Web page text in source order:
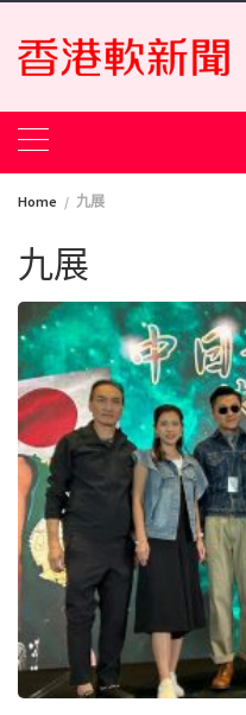
Skip
content
Home 九展
九展